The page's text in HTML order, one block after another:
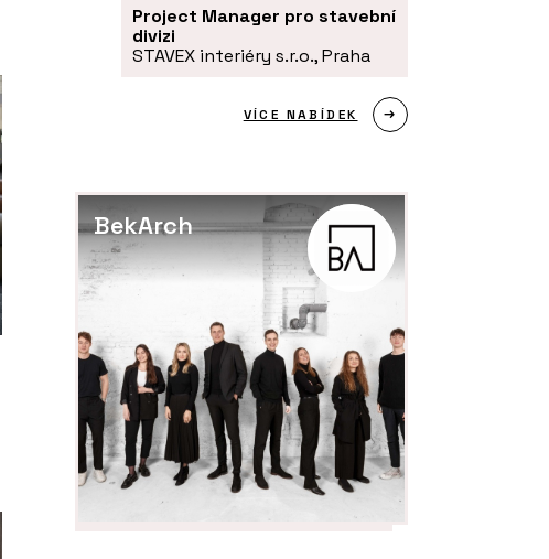
Project Manager pro stavební
divizi
STAVEX interiéry s.r.o., Praha
VÍCE NABÍDEK
BekArch